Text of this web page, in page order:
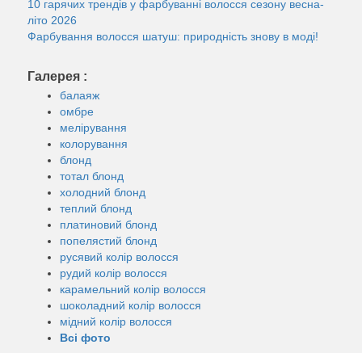
10 гарячих трендів у фарбуванні волосся сезону весна-
літо 2026
Фарбування волосся шатуш: природність знову в моді!
Галерея :
балаяж
омбре
мелірування
колорування
блонд
тотал блонд
холодний блонд
теплий блонд
платиновий блонд
попелястий блонд
русявий колір волосся
рудий колір волосся
карамельний колір волосся
шоколадний колір волосся
мідний колір волосся
Всі фото